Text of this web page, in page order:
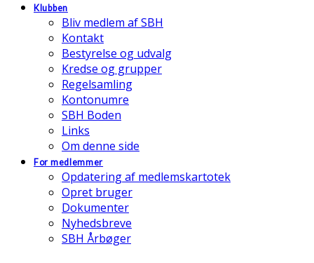
Klubben
Bliv medlem af SBH
Kontakt
Bestyrelse og udvalg
Kredse og grupper
Regelsamling
Kontonumre
SBH Boden
Links
Om denne side
For medlemmer
Opdatering af medlemskartotek
Opret bruger
Dokumenter
Nyhedsbreve
SBH Årbøger